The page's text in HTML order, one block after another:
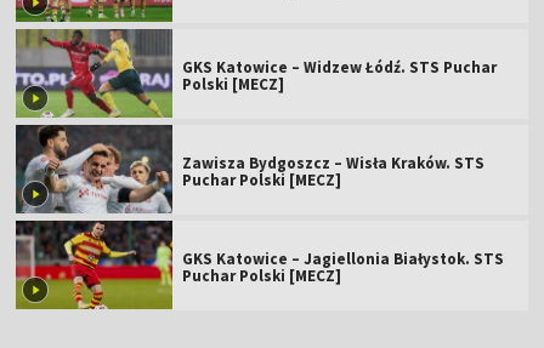
GKS Katowice – Widzew Łódź. STS Puchar
Polski [MECZ]
Zawisza Bydgoszcz – Wisła Kraków. STS
Puchar Polski [MECZ]
GKS Katowice – Jagiellonia Białystok. STS
Puchar Polski [MECZ]